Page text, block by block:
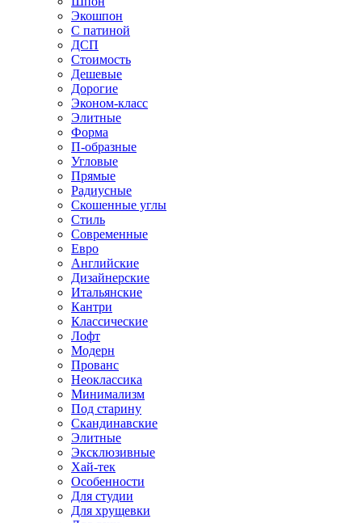
Экошпон
С патиной
ДСП
Стоимость
Дешевые
Дорогие
Эконом-класс
Элитные
Форма
П-образные
Угловые
Прямые
Радиусные
Скошенные углы
Стиль
Современные
Евро
Английские
Дизайнерские
Итальянские
Кантри
Классические
Лофт
Модерн
Прованс
Неоклассика
Минимализм
Под старину
Скандинавские
Элитные
Эксклюзивные
Хай-тек
Особенности
Для студии
Для хрущевки